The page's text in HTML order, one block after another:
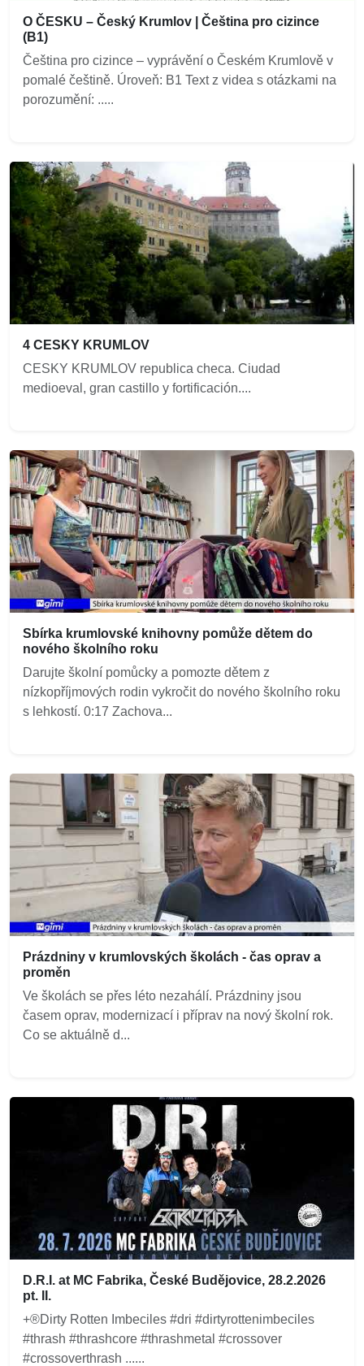
O ČESKU – Český Krumlov | Čeština pro cizince
(B1)
Čeština pro cizince – vyprávění o Českém Krumlově v
pomalé češtině. Úroveň: B1 Text z videa s otázkami na
porozumění: .....
4 CESKY KRUMLOV
CESKY KRUMLOV republica checa. Ciudad
medioeval, gran castillo y fortificación....
Sbírka krumlovské knihovny pomůže dětem do
nového školního roku
Darujte školní pomůcky a pomozte dětem z
nízkopříjmových rodin vykročit do nového školního roku
s lehkostí. 0:17 Zachova...
Prázdniny v krumlovských školách - čas oprav a
proměn
Ve školách se přes léto nezahálí. Prázdniny jsou
časem oprav, modernizací i příprav na nový školní rok.
Co se aktuálně d...
D.R.I. at MC Fabrika, České Budějovice, 28.2.2026
pt. II.
+®Dirty Rotten Imbeciles #dri #dirtyrottenimbeciles
#thrash #thrashcore #thrashmetal #crossover
#crossoverthrash ......